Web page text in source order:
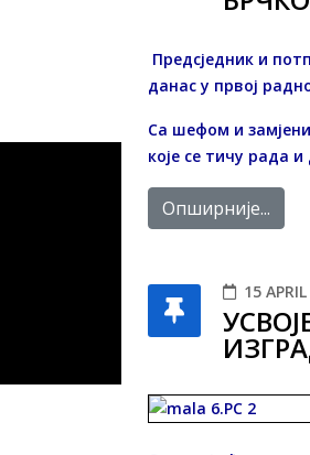
Предсједник и
данас у првој
Са шефом и
које се тичу рада
Опширније...
15